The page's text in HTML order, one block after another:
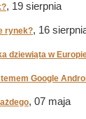
, 19 sierpnia
rynek?, 16
dziewiąta w
Google
, 07 maja